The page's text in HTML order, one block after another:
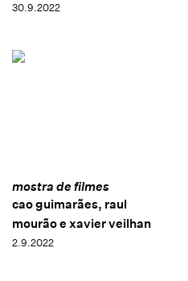
30.9.2022
mostra de filmes
cao guimarães, raul
mourão e xavier veilhan
2.9.2022